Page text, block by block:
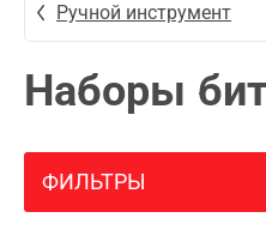
Ручной инструмент
Наборы
ФИЛЬТРЫ